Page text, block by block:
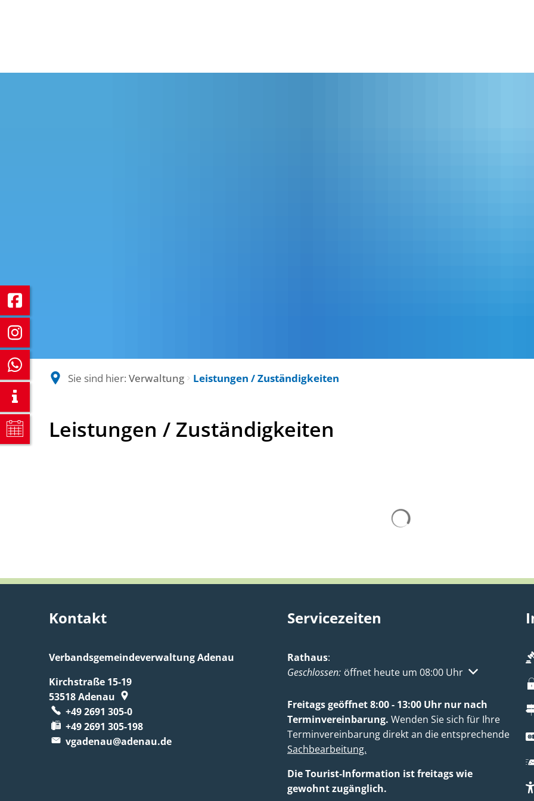
Sie sind hier: Verwaltung Leistungen / Zuständigkeiten
Leistungen
Leistungen / Zuständigkeiten
Kontakt
Verbandsgemeindeverwaltung Adenau
Kirchstraße 15-19
53518Adenau
+49 2691 305-0
+49 2691 305-198
vgadenau@adenau.de
Servicezeiten
Rathaus:
Klicken, um weitere Öffnungs- oder Schließzeiten
Geschlossen: öffnet heute um 08:00 Uhr
Freitags geöffnet 8:00 - 13:00 Uhr nur nach
Terminvereinbarung. Wenden Sie sich für Ihre
Terminvereinbarung direkt an die entsprechende
Sachbearbeitung.
Die Tourist‑Information ist freitags wie
gewohnt zugänglich.